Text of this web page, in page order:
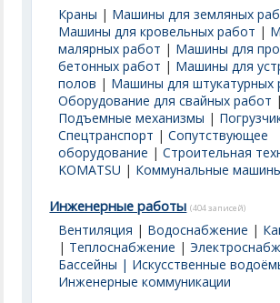
Краны | Машины для земляных
Машины для кровельных работ |
малярных работ | Машины для
бетонных работ | Машины для
полов | Машины для штукатурных
Оборудование для свайных работ |
Подъемные механизмы |
Спецтранспорт |Сопутствующее
оборудование |Строительная
KOMATSU | Коммунальные
Инженерные работы (404 записей)
Вентиляция | Водоснабжение |
| Теплоснабжение |
Бассейны | Искусственные
Инженерные коммуникации